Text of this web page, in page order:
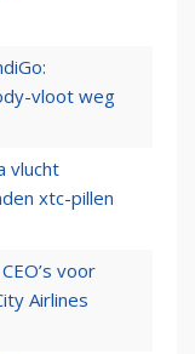
vloot weg
vlucht
xtc-pillen
voor
Airlines